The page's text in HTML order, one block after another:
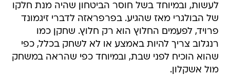
לעשות, ובמיוחד בשל חוסר הביטחון שהיה מנת חלקו
של הבולגרי מאז שהגיע. בפרפראזה לדברי זיגמונד
פרויד, לפעמים החלוץ הוא רק חלוץ. שחקן כמו
רנגלוב צריך להיות באמצע או לא לשחק בכלל, כפי
שהוא הוכיח לפני שבת, ובמיוחד כפי שהראה במשחק
מול אשקלון.